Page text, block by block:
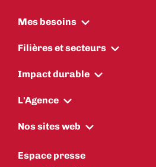
Mes besoins
Filières et secteurs
Impact durable
L'Agence
Nos sites web
Espace presse